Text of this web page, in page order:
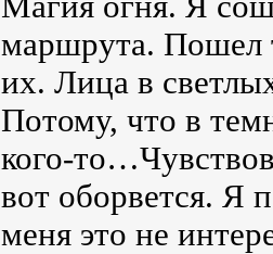
маршрута. Пошел
их. Лица в
Потому, что в
кого-
вот оборвется. Я
меня это не